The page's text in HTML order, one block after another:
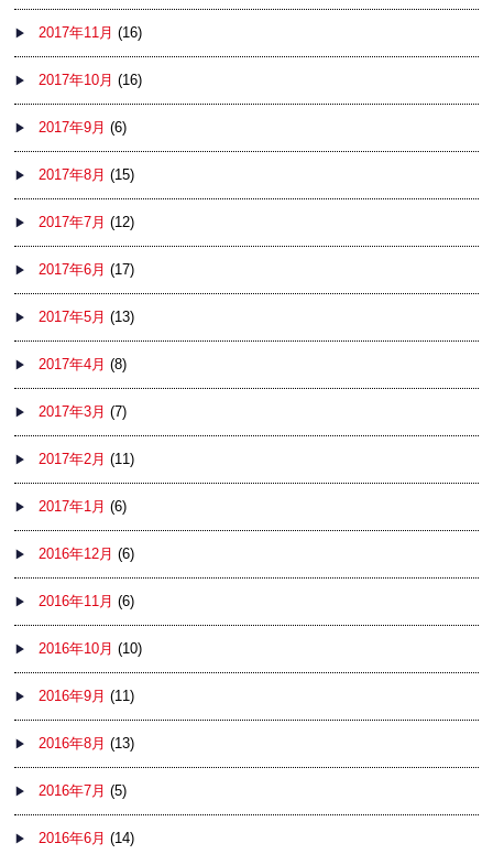
2017年11月 (16)
2017年10月 (16)
2017年9月 (6)
2017年8月 (15)
2017年7月 (12)
2017年6月 (17)
2017年5月 (13)
2017年4月 (8)
2017年3月 (7)
2017年2月 (11)
2017年1月 (6)
2016年12月 (6)
2016年11月 (6)
2016年10月 (10)
2016年9月 (11)
2016年8月 (13)
2016年7月 (5)
2016年6月 (14)